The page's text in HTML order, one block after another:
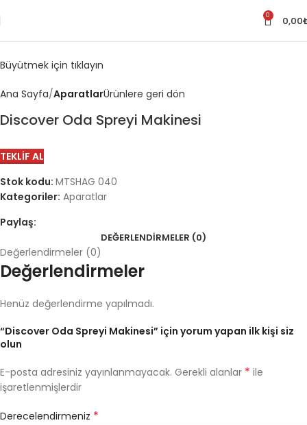
0 0,00
Büyütmek için tıklayın
Ana Sayfa AparatlarÜrünlere geri dön
Discover Oda Spreyi Makinesi
TEKLIF AL
Stok kodu: MTSHAG 040
Kategoriler: Aparatlar
Paylaş:
DEĞERLENDIRMELER (0)
Değerlendirmeler (0)
Değerlendirmeler
Henüz değerlendirme yapılmadı.
“Discover Oda Spreyi Makinesi” için yorum yapan ilk kişi siz
olun
E-posta adresiniz yayınlanmayacak. Gerekli alanlar * ile
işaretlenmişlerdir
Derecelendirmeniz *